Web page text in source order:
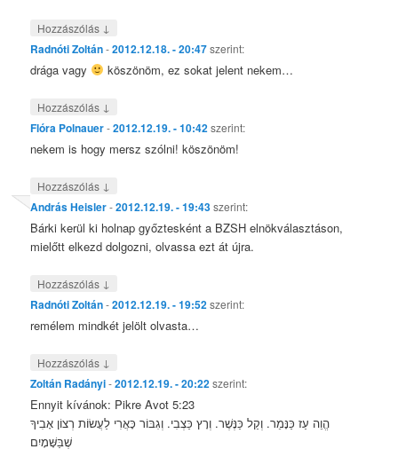
Hozzászólás ↓
Radnóti Zoltán-2012.12.18. - 20:47szerint:
drága vagy köszönöm, ez sokat jelent nekem…
Hozzászólás ↓
Flóra Polnauer-2012.12.19. - 10:42szerint:
nekem is hogy mersz szólni! köszönöm!
Hozzászólás ↓
András Heisler-2012.12.19. - 19:43szerint:
Bárki kerül ki holnap győztesként a BZSH elnökválasztáson,
mielőtt elkezd dolgozni, olvassa ezt át újra.
Hozzászólás ↓
Radnóti Zoltán-2012.12.19. - 19:52szerint:
remélem mindkét jelölt olvasta…
Hozzászólás ↓
Zoltán Radányi-2012.12.19. - 20:22szerint:
Ennyit kívánok: Pikre Avot 5:23
הֱוֵה עַז כַּנָּמֵר. וְקַל כַּנֶּשֶׁר. וְרָץ כַּצְבִי. וְגִבּוֹר כָּאֲרִי לַעֲשׂוֹת רְצוֹן אָבִיךָ
שֶׁבַּשָּׁמָיִם